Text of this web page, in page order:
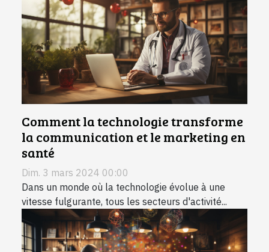
Comment la technologie transforme
la communication et le marketing en
santé
Dim. 3 mars 2024 00:00
Dans un monde où la technologie évolue à une
vitesse fulgurante, tous les secteurs d'activité...